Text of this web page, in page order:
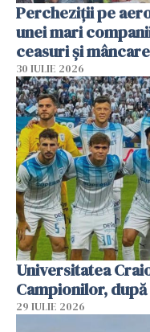
Percheziții pe
unei mari
ceasuri și
30 IULIE 2026
Universitatea
Campionilor,
29 IULIE 2026